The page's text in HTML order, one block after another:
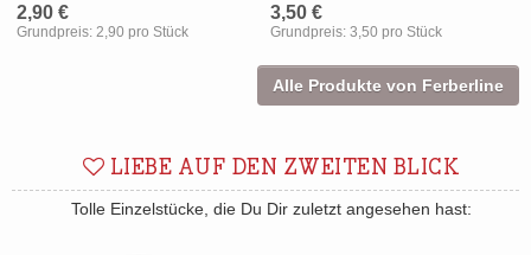
2,90 €
Grundpreis:2,90 pro Stück
3,50 €
Grundpreis:3,50 pro Stück
Alle Produkte von Ferberline
LIEBE AUF DEN ZWEITEN BLICK
Tolle Einzelstücke, die Du Dir zuletzt angesehen hast: